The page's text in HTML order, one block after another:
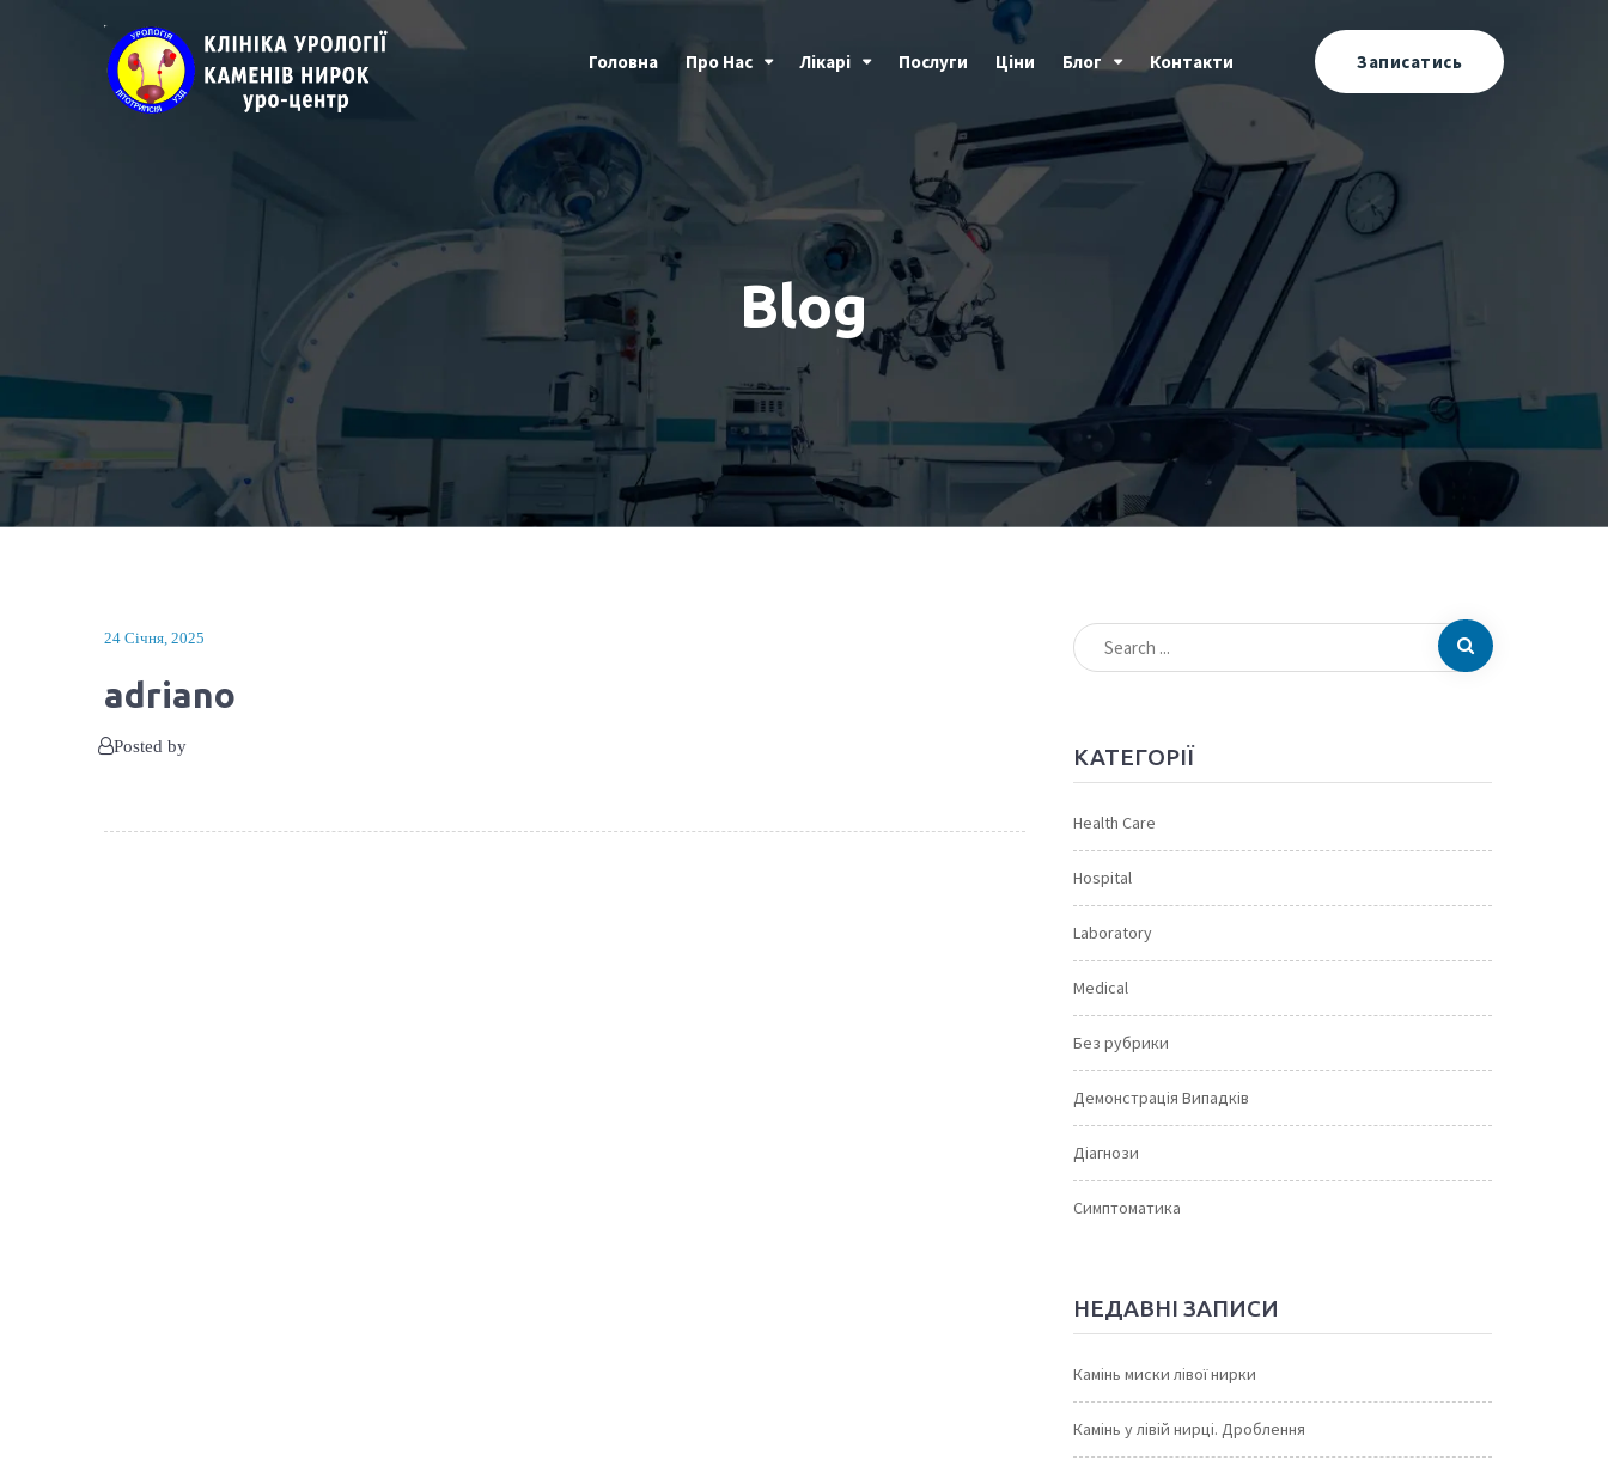
Головна Про Нас Лікарі Послуги Ціни Блог Контакти Записатись
Blog
24 Січня, 2025
adriano
Posted by КАТЕГОРІЇ
Health Care
Hospital
Laboratory
Medical
Без рубрики
Демонстрація Випадків
Діагнози
Симптоматика
НЕДАВНІ ЗАПИСИ
Камінь миски лівої нирки
Камінь у лівій нирці. Дроблення